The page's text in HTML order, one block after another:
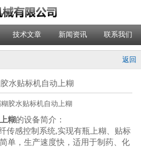
技术文章 新闻资讯 联系我们
返回
水贴标机自动上糊
糊的设备简介：
感控制系统,实现有瓶上糊、贴标
单，生产速度快，适用于制药、化